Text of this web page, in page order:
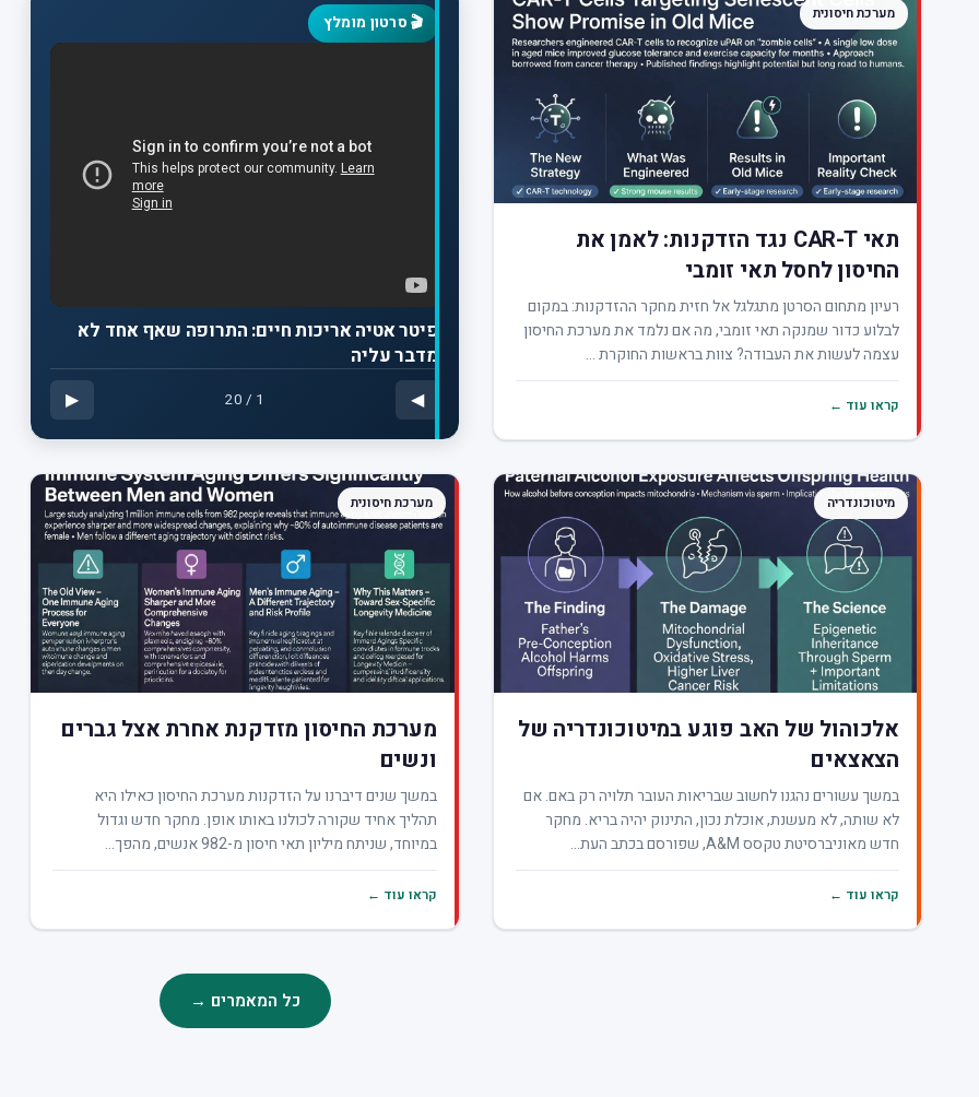
מערכת חיסונית
תאי CAR-T נגד הזדקנות: לאמן את
החיסון לחסל תאי זומבי
רעיון מתחום הסרטן מתגלגל אל חזית מחקר ההזדקנות: במקום
לבלוע כדור שמנקה תאי זומבי, מה אם נלמד את מערכת החיסון
עצמה לעשות את העבודה? צוות בראשות החוקרת ...
קראו עוד ←
🎬 סרטון מומלץ
פיטר אטיה אריכות חיים: התרופה שאף אחד לא
מדבר עליה
◀
1
/
20
▶
מיטוכונדריה
אלכוהול של האב פוגע במיטוכונדריה של
הצאצאים
במשך עשורים נהגנו לחשוב שבריאות העובר תלויה רק באם. אם
לא שותה, לא מעשנת, אוכלת נכון, התינוק יהיה בריא. מחקר
חדש מאוניברסיטת טקסס A&M, שפורסם בכתב העת...
קראו עוד ←
מערכת חיסונית
מערכת החיסון מזדקנת אחרת אצל גברים
ונשים
במשך שנים דיברנו על הזדקנות מערכת החיסון כאילו היא
תהליך אחיד שקורה לכולנו באותו אופן. מחקר חדש וגדול
במיוחד, שניתח מיליון תאי חיסון מ-982 אנשים, מהפך...
קראו עוד ←
כל המאמרים →